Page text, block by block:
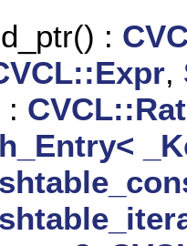
:
,
: